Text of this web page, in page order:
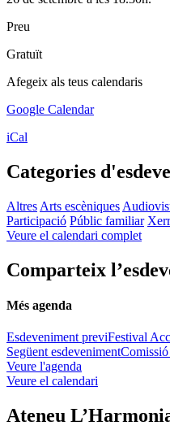
Preu
Gratuït
Afegeix als teus calendaris
Google Calendar
iCal
Categories
Altres Arts escèniques
Participació Públic familiar
Veure el calendari complet
Comparteix
Més agenda
Esdeveniment previFestival
Següent esdeveniment
Veure l'agenda
Veure el calendari
Ateneu